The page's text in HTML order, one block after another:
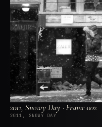
2011, Snowy Day · Frame 002
2011, SNOWY DAY